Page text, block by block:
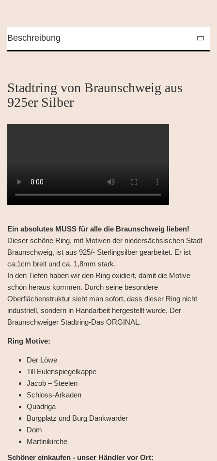
Beschreibung
Stadtring von Braunschweig aus
925er Silber
Ein absolutes MUSS für alle die Braunschweig lieben!
Dieser schöne Ring, mit Motiven der niedersächsischen Stadt
Braunschweig, ist aus 925/- Sterlingsilber gearbeitet. Er ist
ca.1cm breit und ca. 1,8mm stark.
In den Tiefen haben wir den Ring oxidiert, damit die Motive
schön heraus kommen. Durch seine besondere
Oberflächenstruktur sieht man sofort, dass dieser Ring nicht
industriell, sondern in Handarbeit hergestellt wurde. Der
Braunschweiger Stadtring-Das ORGINAL.
Ring Motive:
Der Löwe
Till Eulenspiegelkappe
Jacob – Steelen
Schloss-Arkaden
Quadriga
Burgplatz und Burg Dankwarder
Dom
Martinikirche
Schöner einkaufen - unser Händler vor Ort: